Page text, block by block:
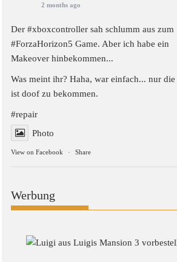
2 months ago
Der #xboxcontroller sah schlumm aus zum
#ForzaHorizon5 Game. Aber ich habe ein
Makeover hinbekommen...
Was meint ihr? Haha, war einfach... nur die
ist doof zu bekommen.
#repair
Photo
View on Facebook · Share
Werbung